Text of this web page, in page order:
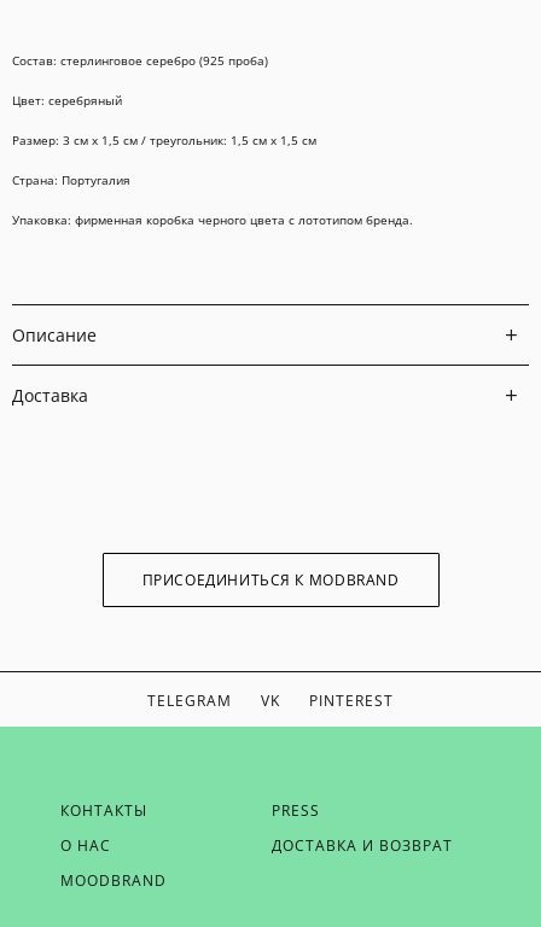
Состав: стерлинговое серебро (925 проба)
Цвет: серебряный
Размер: 3 см x 1,5 см / треугольник: 1,5 см x 1,5 см
Страна: Португалия
Упаковка: фирменная коробка черного цвета с лототипом бренда.
Описание
Доставка
ПРИСОЕДИНИТЬСЯ К MODBRAND
TELEGRAM VK PINTEREST
КОНТАКТЫ
PRESS
О НАС
ДОСТАВКА И ВОЗВРАТ
MOODBRAND
ЕСЛИ ВЫ ХОТИТЕ БЫТЬ В КУРСЕ НАШИХ НОВОСТЕЙ,
ОТПРАВЬТЕ НАМ СВОЙ EMAIL